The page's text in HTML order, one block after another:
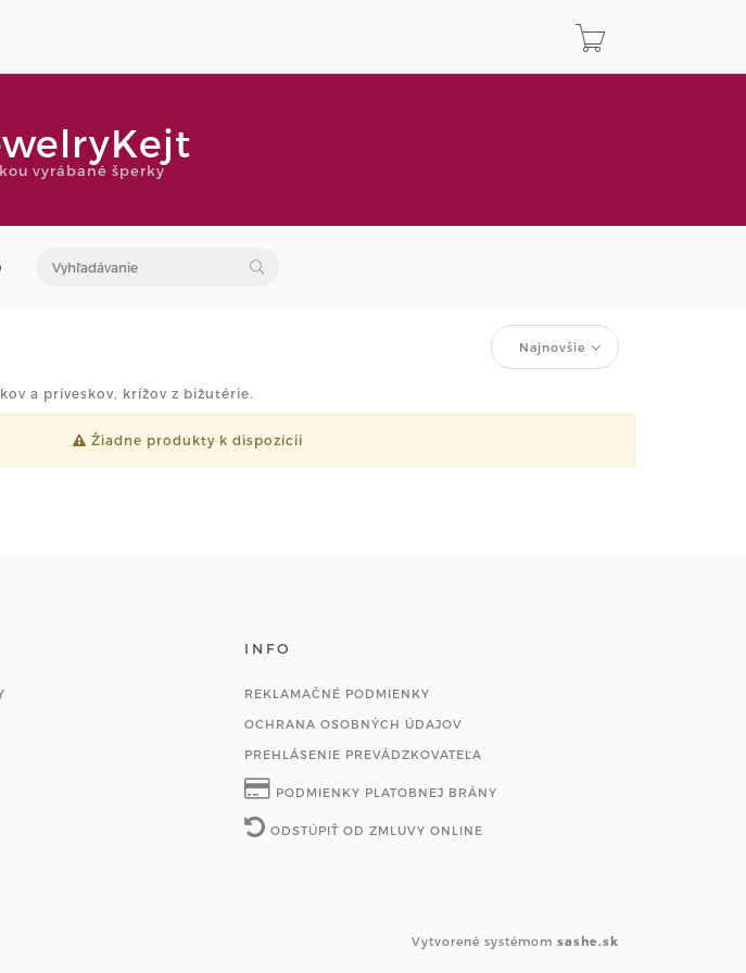
vyrábané šperky
Najnovšie
a príveskov, krížov z bižutérie.
Žiadne produkty k dispozícii
INFO
REKLAMAČNÉ PODMIENKY
OCHRANA OSOBNÝCH ÚDAJOV
PREHLÁSENIE PREVÁDZKOVATEĽA
PODMIENKY PLATOBNEJ BRÁNY
ODSTÚPIŤ OD ZMLUVY ONLINE
Vytvorené systémom sashe.sk